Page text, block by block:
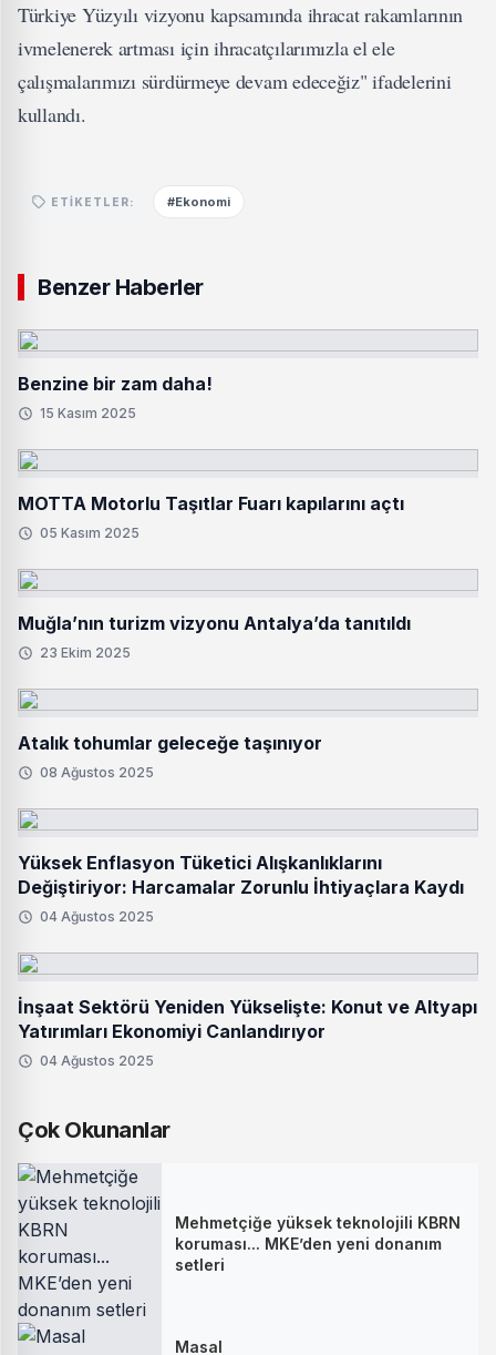
Türkiye Yüzyılı vizyonu kapsamında ihracat rakamlarının
ivmelenerek artması için ihracatçılarımızla el ele
çalışmalarımızı sürdürmeye devam edeceğiz" ifadelerini
kullandı.
ETIKETLER: #Ekonomi
Benzer Haberler
Benzine bir zam daha!
15 Kasım 2025
MOTTA Motorlu Taşıtlar Fuarı kapılarını açtı
05 Kasım 2025
Muğla’nın turizm vizyonu Antalya’da tanıtıldı
23 Ekim 2025
Atalık tohumlar geleceğe taşınıyor
08 Ağustos 2025
Yüksek Enflasyon Tüketici Alışkanlıklarını
Değiştiriyor: Harcamalar Zorunlu İhtiyaçlara Kaydı
04 Ağustos 2025
İnşaat Sektörü Yeniden Yükselişte: Konut ve Altyapı
Yatırımları Ekonomiyi Canlandırıyor
04 Ağustos 2025
Çok Okunanlar
Mehmetçiğe yüksek teknolojili KBRN
koruması... MKE’den yeni donanım
setleri
Masal